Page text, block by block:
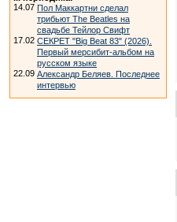
14.07 Пол Маккартни сделал
трибьют The Beatles на
свадьбе Тейлор Свифт
17.02 СЕКРЕТ "Big Beat 83" (2026).
Первый мерсибит-альбом на
русском языке
22.09 Александр Беляев. Последнее
интервью